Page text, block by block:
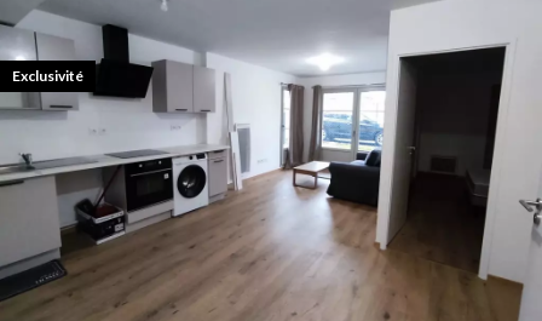
Exclusivité